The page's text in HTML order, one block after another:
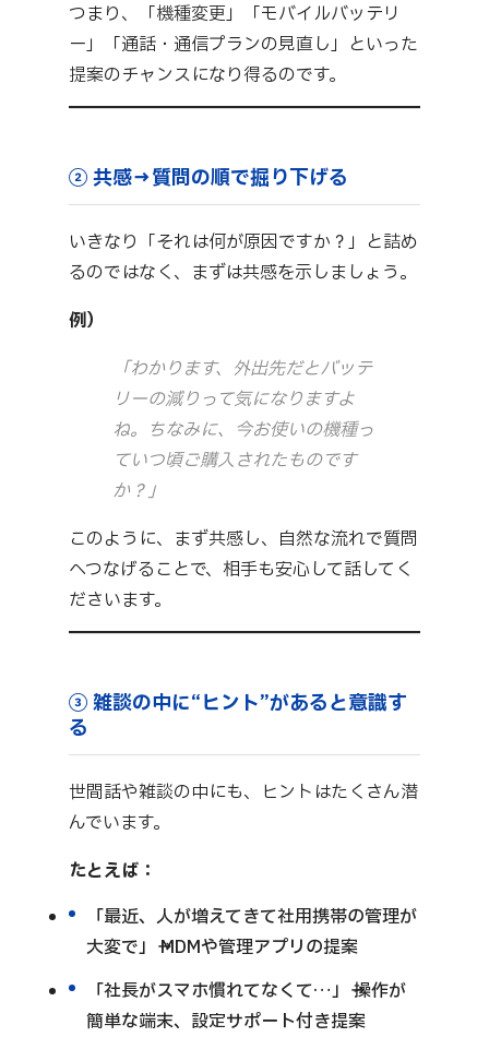
つまり、「機種変更」「モバイルバッテリ
ー」「通話・通信プランの見直し」といった
提案のチャンスになり得るのです。
② 共感→質問の順で掘り下げる
いきなり「それは何が原因ですか？」と詰め
るのではなく、まずは共感を示しましょう。
例）
「わかります、外出先だとバッテ
リーの減りって気になりますよ
ね。ちなみに、今お使いの機種っ
ていつ頃ご購入されたものです
か？」
このように、まず共感し、自然な流れで質問
へつなげることで、相手も安心して話してく
ださいます。
③ 雑談の中に“ヒント”があると意識す
る
世間話や雑談の中にも、ヒントはたくさん潜
んでいます。
たとえば：
「最近、人が増えてきて社用携帯の管理が
大変で」→ MDMや管理アプリの提案
「社長がスマホ慣れてなくて…」→ 操作が
簡単な端末、設定サポート付き提案